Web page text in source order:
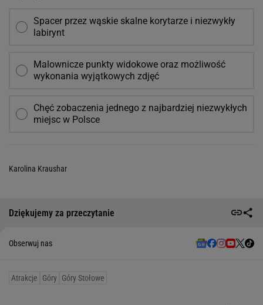
Spacer przez wąskie skalne korytarze i niezwykły
labirynt
Malownicze punkty widokowe oraz możliwość
wykonania wyjątkowych zdjęć
Chęć zobaczenia jednego z najbardziej niezwykłych
miejsc w Polsce
Karolina Kraushar
Dziękujemy za przeczytanie
Obserwuj nas
Atrakcje Góry Góry Stołowe